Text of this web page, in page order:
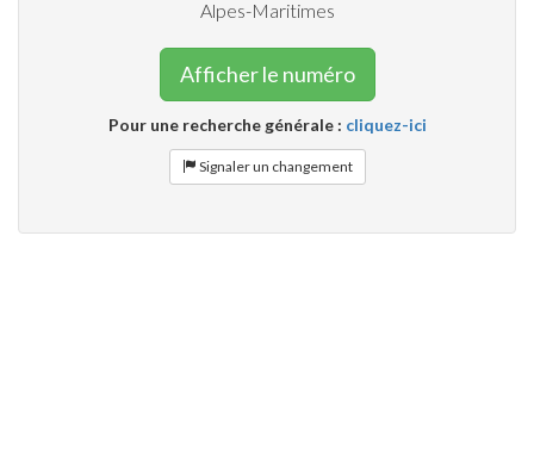
Alpes-Maritimes
Afficher le numéro
Pour une recherche générale : cliquez-ici
Signaler un changement